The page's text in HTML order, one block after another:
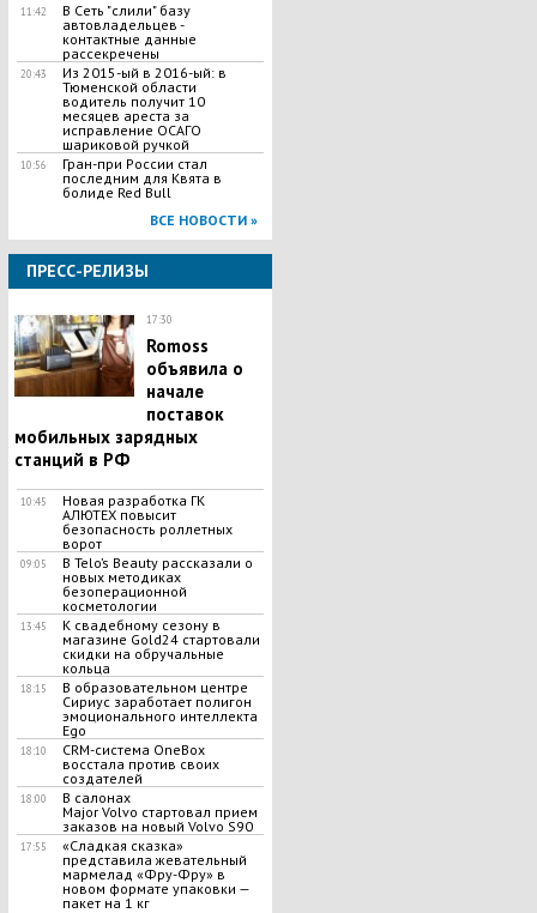
11:42
В Сеть "слили" базу
автовладельцев -
контактные данные
рассекречены
20:43
Из 2015-ый в 2016-ый: в
Тюменской области
водитель получит 10
месяцев ареста за
исправление ОСАГО
шариковой ручкой
10:56
Гран-при России стал
последним для Квята в
болиде Red Bull
ВСЕ НОВОСТИ »
ПРЕСС-РЕЛИЗЫ
17:30
Romoss
объявила о
начале
поставок
мобильных зарядных
станций в РФ
10:45
Новая разработка ГК
АЛЮТЕХ повысит
безопасность роллетных
ворот
09:05
В Telo’s Beauty рассказали о
новых методиках
безоперационной
косметологии
13:45
К свадебному сезону в
магазине Gold24 стартовали
скидки на обручальные
кольца
18:15
В образовательном центре
Сириус заработает полигон
эмоционального интеллекта
Ego
18:10
CRM-система OneBox
восстала против своих
создателей
18:00
В салонах
Major Volvo стартовал прием
заказов на новый Volvo S90
17:55
«Сладкая сказка»
представила жевательный
мармелад «Фру-Фру» в
новом формате упаковки —
пакет на 1 кг